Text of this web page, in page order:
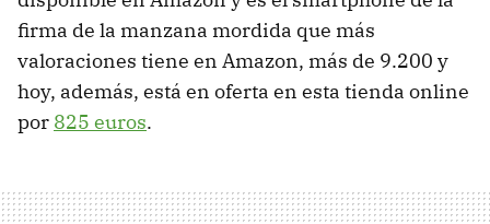
firma de la manzana mordida que más
valoraciones tiene en Amazon, más de 9.200 y
hoy, además, está en oferta en esta tienda online
por 825 euros.